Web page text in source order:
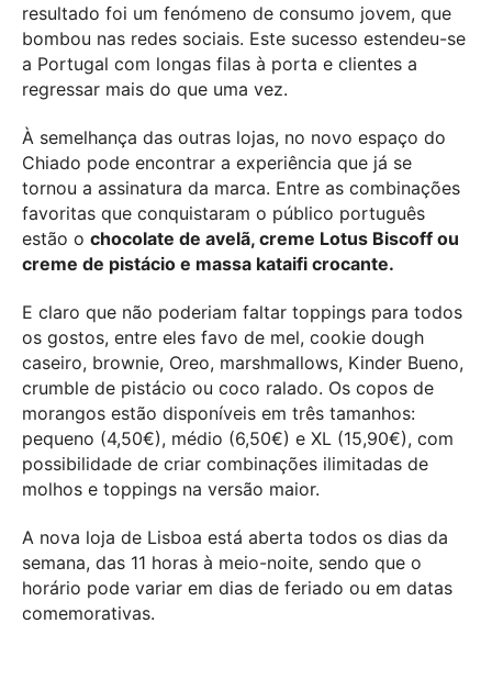
resultado foi um fenómeno de consumo jovem, que
bombou nas redes sociais. Este sucesso estendeu-se
a Portugal com longas filas à porta e clientes a
regressar mais do que uma vez.
À semelhança das outras lojas, no novo espaço do
Chiado pode encontrar a experiência que já se
tornou a assinatura da marca. Entre as combinações
favoritas que conquistaram o público português
estão o chocolate de avelã, creme Lotus Biscoff ou
creme de pistácio e massa kataifi crocante.
E claro que não poderiam faltar toppings para todos
os gostos, entre eles favo de mel, cookie dough
caseiro, brownie, Oreo, marshmallows, Kinder Bueno,
crumble de pistácio ou coco ralado. Os copos de
morangos estão disponíveis em três tamanhos:
pequeno (4,50€), médio (6,50€) e XL (15,90€), com
possibilidade de criar combinações ilimitadas de
molhos e toppings na versão maior.
A nova loja de Lisboa está aberta todos os dias da
semana, das 11 horas à meio-noite, sendo que o
horário pode variar em dias de feriado ou em datas
comemorativas.